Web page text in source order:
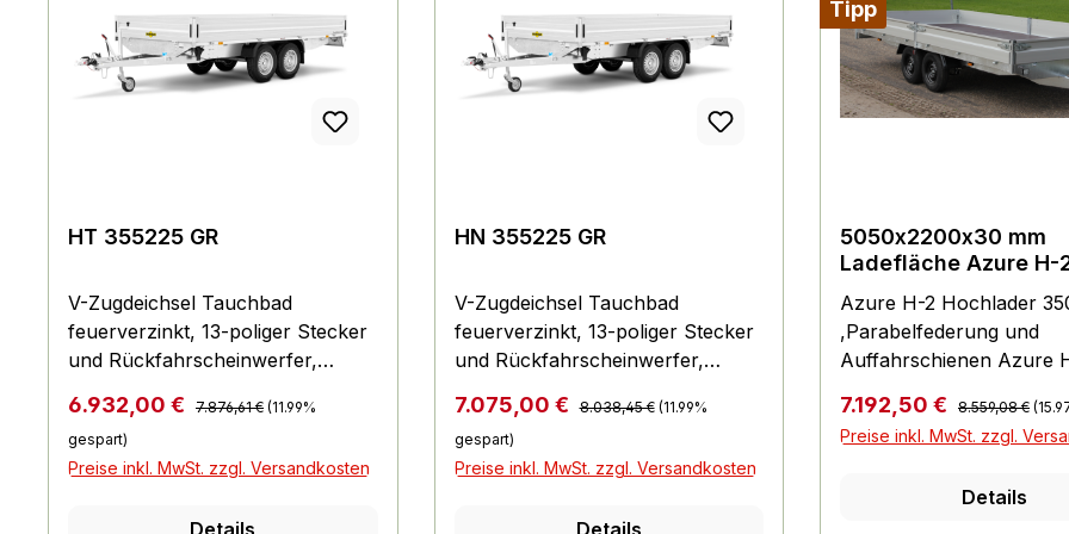
Spritzschutzlappen ausgestattet
Unterlegkeile mit Halterung
Stoßdämpfer (100 km/h
Vorbereitung) Verzurr- und
HT 355225 GR
V-Zugdeichsel Tauchbad
feuerverzinkt, 13-poliger Stecker
und Rückfahrscheinwerfer,
Bordwände aus eloxiertem
Aluminium mit versenkten
Verschlüssen, kpl. abnehmbar,
Verkaufspreis:
6.932,00 € Regulärer Preis:
7.876,61 € (11.99%
gespart)
Preise inkl. MwSt. zzgl. Versandkosten
HN 355225 GR
V-Zugdeichsel Tauchbad
feuerverzinkt, 13-poliger Stecker
und Rückfahrscheinwerfer,
Bordwände aus eloxiertem
Aluminium mit versenkten
Verschlüssen, kpl. abnehmbar,
Verkaufspreis:
7.075,00 € Regulärer Preis:
8.038,45 € (11.99%
gespart)
Preise inkl. MwSt. zzgl. Versandkosten
Tipp
5050x2200x30 mm
Ladefläche Azure H-
niedr.Fahrwerk und
Auffahrschienen
Azure H-2 Hochlader
,Parabelfederung und
Auffahrschienen Azure
Parabelfederung
inkl.Stoßdämpfer ,
Standardmäßig geliefert mit:
Verkaufspreis:
7.192,50 € Regulärer Preis:
8.559,08 €
Preise inkl. MwSt. zzgl.
Details